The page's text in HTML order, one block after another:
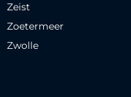
Zeist
Zoetermeer
Zwolle